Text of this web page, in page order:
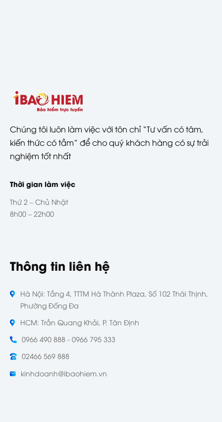
Chúng tôi luôn làm việc với tôn chỉ “Tư vấn có tâm,
kiến thức có tầm” để cho quý khách hàng có sự trải
nghiệm tốt nhất
Thời gian làm việc
Thứ 2 – Chủ Nhật
8h00 – 22h00
Thông tin liên hệ
Hà Nội: Tầng 4, TTTM Hà Thành Plaza, Số 102 Thái Thịnh,
Phường Đống Đa
HCM: Trần Quang Khải, P. Tân Định
0966 490 888 - 0966 795 333
02466 569 888
kinhdoanh@ibaohiem.vn